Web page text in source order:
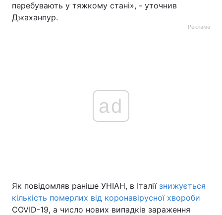
перебувають у тяжкому стані», - уточнив
Джаханпур.
Реклама
ad
Як повідомляв раніше УНІАН, в Італії знижується
кількість померлих від коронавірусної хвороби
COVID-19, а число нових випадків зараження